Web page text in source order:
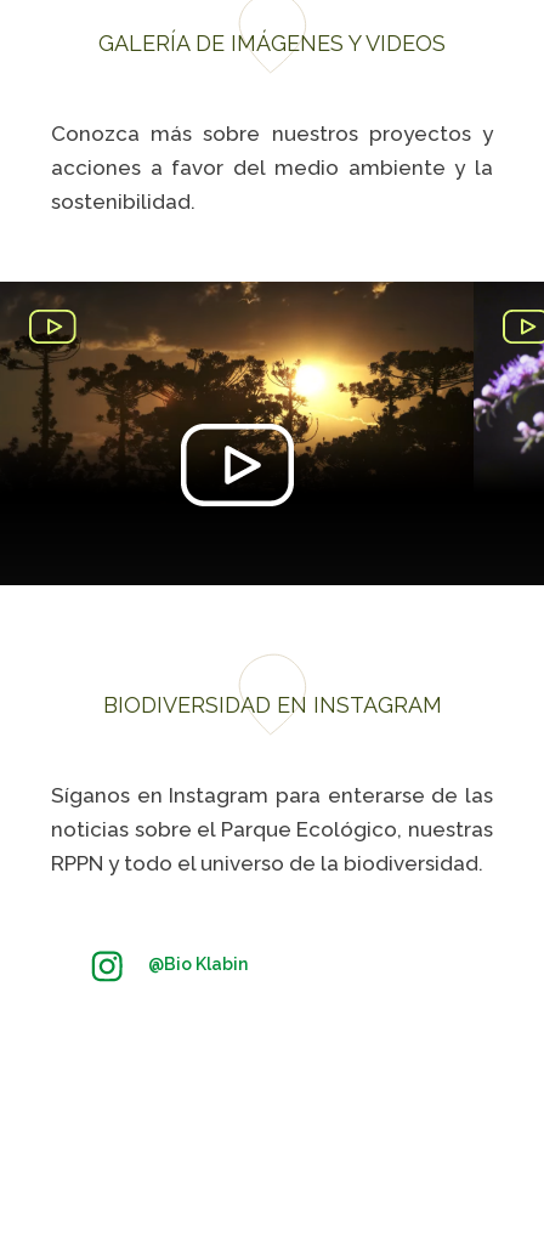
GALERÍA DE IMÁGENES Y VIDEOS
Conozca más sobre nuestros proyectos y
acciones a favor del medio ambiente y la
sostenibilidad.
BIODIVERSIDAD EN INSTAGRAM
Síganos en Instagram para enterarse de las
noticias sobre el Parque Ecológico, nuestras
RPPN y todo el universo de la biodiversidad.
@Bio Klabin